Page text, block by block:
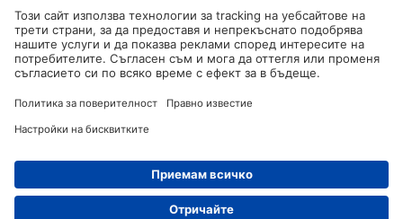
Отпечатък
Карта на сайта
Декларация за поверителност